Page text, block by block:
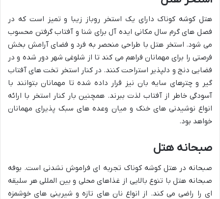
هتل کوشه کوناک دارای یک استخر روباز زیبا و تمیز است که در
فصل های گرم سال مکانی ایده آل برای شنا و آفتاب گرفتن محسوب
می شود. استخر هتل با طراحی منحصر به فرد و فضای آرامش بخش
فرصتی را برای مهمانان فراهم می کند تا از شلوغی شهر دور شده و در
فضایی دنج و دلپذیر استراحت کنند. در کنار استخر تخت های آفتاب
گیر و چترهای سایه بان نیز قرار داده شده تا مهمانان بتوانند با
آسودگی خاطر از آفتاب لذت ببرند. همچنین بار کنار استخر با ارائه
انواع نوشیدنی های خنک و میان وعده های سبک پذیرای مهمانان
خواهد بود.
صبحانه هتل
صبحانه در هتل کوشه کوناک تجربه ای فراموش نشدنی است. بوفه
صبحانه هتل با تنوع بالایی از غذاهای محلی و بین المللی هر سلیقه
ای را راضی می کند. از انواع نان های تازه و شیرینی های خوشمزه